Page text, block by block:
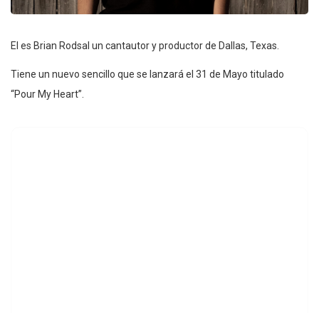
El es Brian Rodsal un cantautor y productor de Dallas, Texas.
Tiene un nuevo sencillo que se lanzará el 31 de Mayo titulado
“Pour My Heart”.